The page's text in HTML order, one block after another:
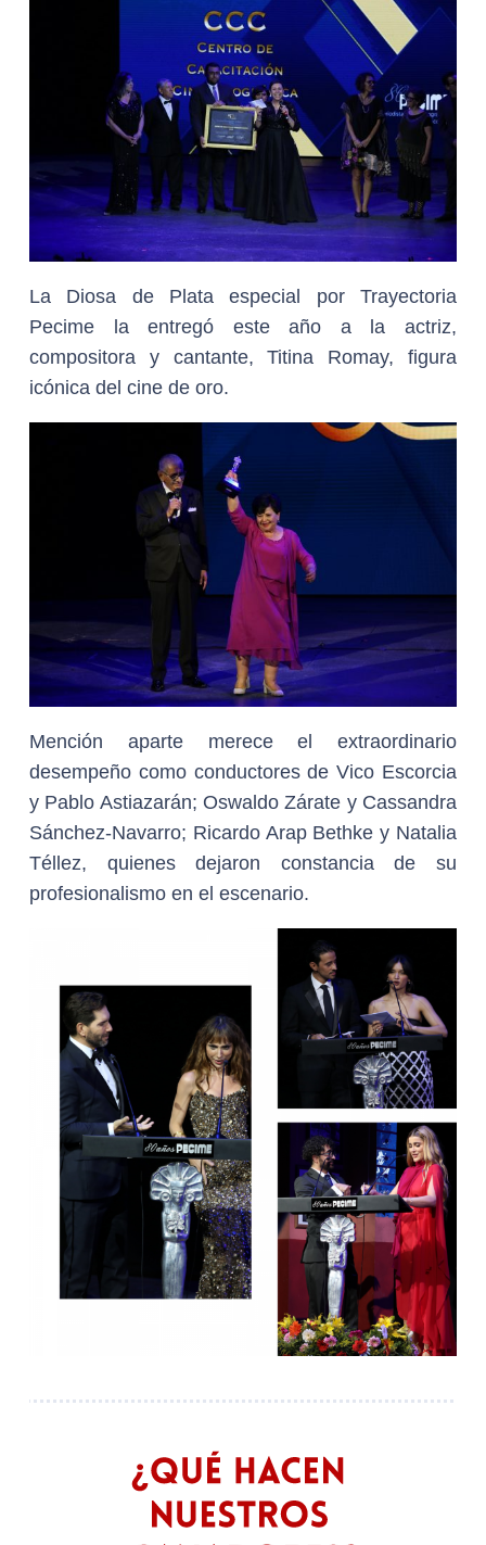
La Diosa de Plata especial por Trayectoria
Pecime la entregó este año a la actriz,
compositora y cantante, Titina Romay, figura
icónica del cine de oro.
Mención aparte merece el extraordinario
desempeño como conductores de Vico Escorcia
y Pablo Astiazarán; Oswaldo Zárate y Cassandra
Sánchez-Navarro; Ricardo Arap Bethke y Natalia
Téllez, quienes dejaron constancia de su
profesionalismo en el escenario.